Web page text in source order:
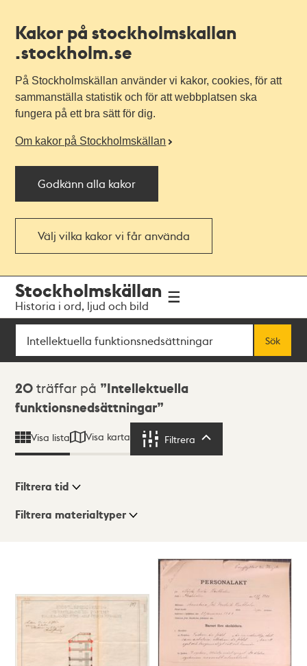
Kakor på stockholmskallan
.stockholm.se
På Stockholmskällan använder vi kakor, cookies, för att
sammanställa statistik och för att webbplatsen ska
fungera på ett bra sätt för dig.
Om kakor på Stockholmskällan
Godkänn alla kakor
Välj vilka kakor vi får använda
navigationen
huvudinnehållet
Stockholmskällan
Historia i ord, ljud och bild
Sök
Sök
Sökresultat
20 träffar på
Intellektuella
funktionsnedsättningar
Visa lista Visa karta Filtrera
Visningsläge
Filtrera tid
Filtrera materialtyper